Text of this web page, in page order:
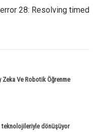
28: Resolving timed
Zeka Ve Robotik Öğrenme
teknolojileriyle dönüşüyor